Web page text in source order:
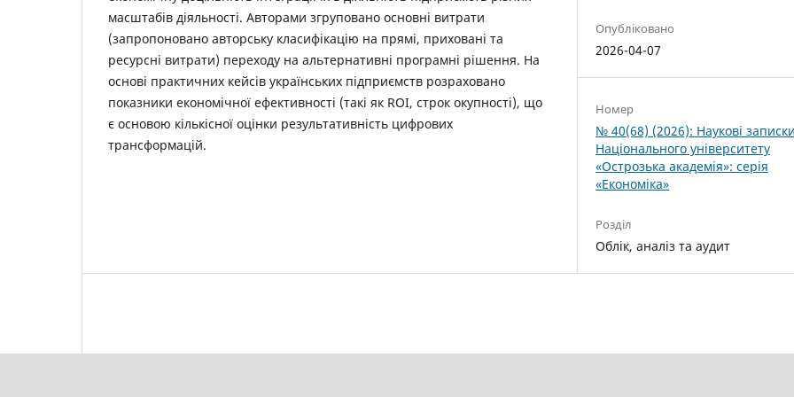
масштабів діяльності. Авторами згруповано основні витрати
(запропоновано авторську класифікацію на прямі, приховані та
ресурсні витрати) переходу на альтернативні програмні рішення. На
основі практичних кейсів українських підприємств розраховано
показники економічної ефективності (такі як ROI, строк окупності), що
є основою кількісної оцінки результативність ­цифрових
трансформацій.
Опубліковано
2026-04-07
Номер
№ 40(68) (2026): Наукові
Національного університету
«Острозька академія»: серія
«Економіка»
Розділ
Облік, аналіз та аудит